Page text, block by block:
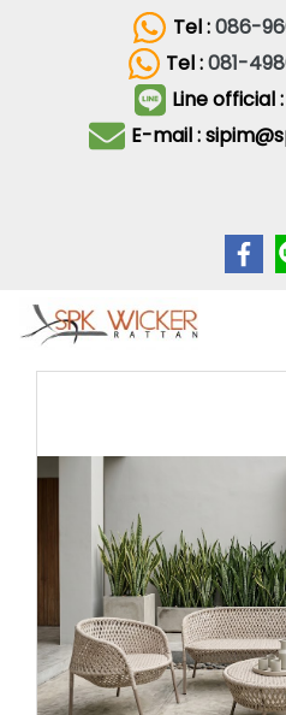
Tel :086-
Tel :081-
Line official
E-mail :